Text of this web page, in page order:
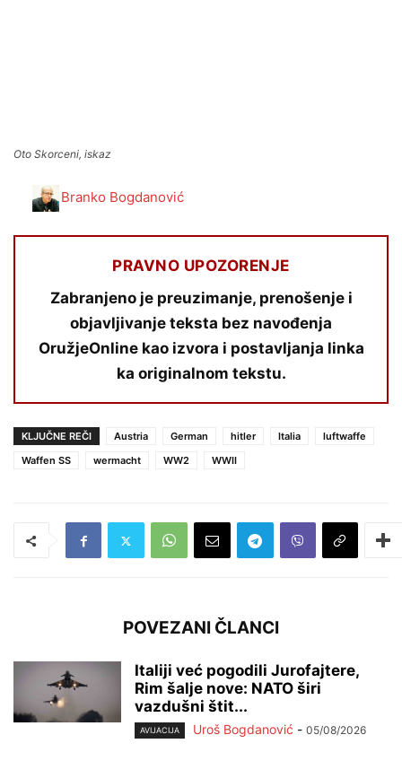
Oto Skorceni, iskaz
Branko Bogdanović
PRAVNO UPOZORENJE
Zabranjeno je preuzimanje, prenošenje i
objavljivanje teksta bez navođenja
OružjeOnline kao izvora i postavljanja linka
ka originalnom tekstu.
KLJUČNE REČI Austria German hitler Italia
luftwaffe
Waffen SS
wermacht WW2 WWII
POVEZANI ČLANCI
Italiji već pogodili Jurofajtere,
Rim šalje nove: NATO širi
vazdušni štit...
AVIJACIJA Uroš Bogdanović - 05/08/2026